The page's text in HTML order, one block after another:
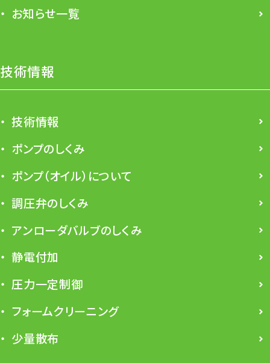
お知らせ一覧
技術情報
技術情報
ポンプのしくみ
ポンプ（オイル）について
調圧弁のしくみ
アンローダバルブのしくみ
静電付加
圧力一定制御
フォームクリーニング
少量散布